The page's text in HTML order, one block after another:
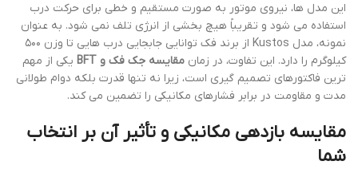
این مدل ها، نیروی موتور به صورت مستقیم و خطی برای حرکت درب
استفاده می شود و تقریباً هیچ بخشی از انرژی تلف نمی شود. به عنوان
نمونه، مدل Kustos از برند فک توانایی جابجایی درب هایی تا وزن ۵۰۰
کیلوگرم را دارد. این تفاوت، در زمان مقایسه جک فک و BFT
یکی از مهم
ترین فاکتورهای تصمیم گیری است، زیرا نه تنها قدرت بلکه دوام طولانی
مدت و مقاومت در برابر فشارهای مکانیکی را تضمین می کند.
مقایسه بازدهی مکانیکی و تأثیر آن بر انتخاب
شما